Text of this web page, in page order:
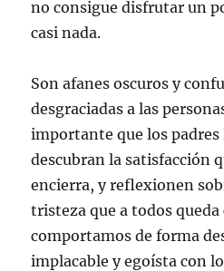
no consigue disfrutar un
casi nada.
Son afanes oscuros y
desgraciadas a las
importante que los
descubran la satisfacción
encierra, y reflexionen
tristeza que a todos queda
comportamos de forma
implacable y egoísta con